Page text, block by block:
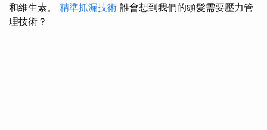
和維生素。 精準抓漏技術 誰會想到我們的頭髮需要壓力管
理技術？